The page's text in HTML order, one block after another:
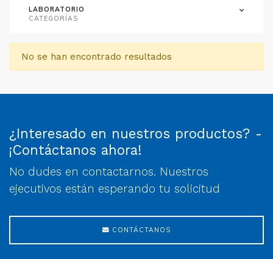
No se han encontrado resultados
LABORATORIO
CATEGORÍAS
¿Interesado en nuestros productos? -
¡Contáctanos ahora!
No dudes en contactarnos. Nuestros
ejecutivos están esperando tu solicitud
CONTÁCTANOS